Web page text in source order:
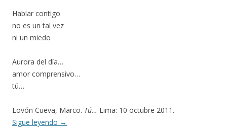
Hablar contigo
no es un tal vez
ni un miedo
Aurora del día…
amor comprensivo…
tú…
Lovón Cueva, Marco. Tú… Lima: 10 octubre 2011.
Sigue leyendo →